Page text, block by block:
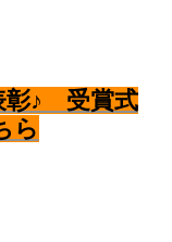
彰♪ 受賞式
ら